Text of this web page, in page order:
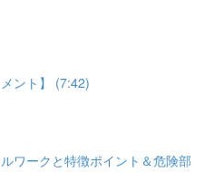
ント】 (7:42)
ワークと特徴ポイント＆危険部